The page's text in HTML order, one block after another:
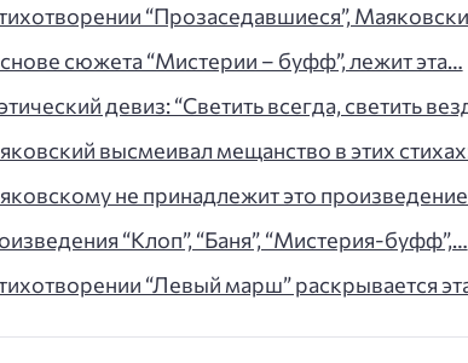
“Прозаседавшиеся”,
сюжета “Мистерии – буфф”, лежит эта…
девиз: “Светить всегда, светить
высмеивал мещанство в этих
не принадлежит это
“Клоп”, “Баня”, “Мистерия-буфф”,…
“Левый марш” раскрывается